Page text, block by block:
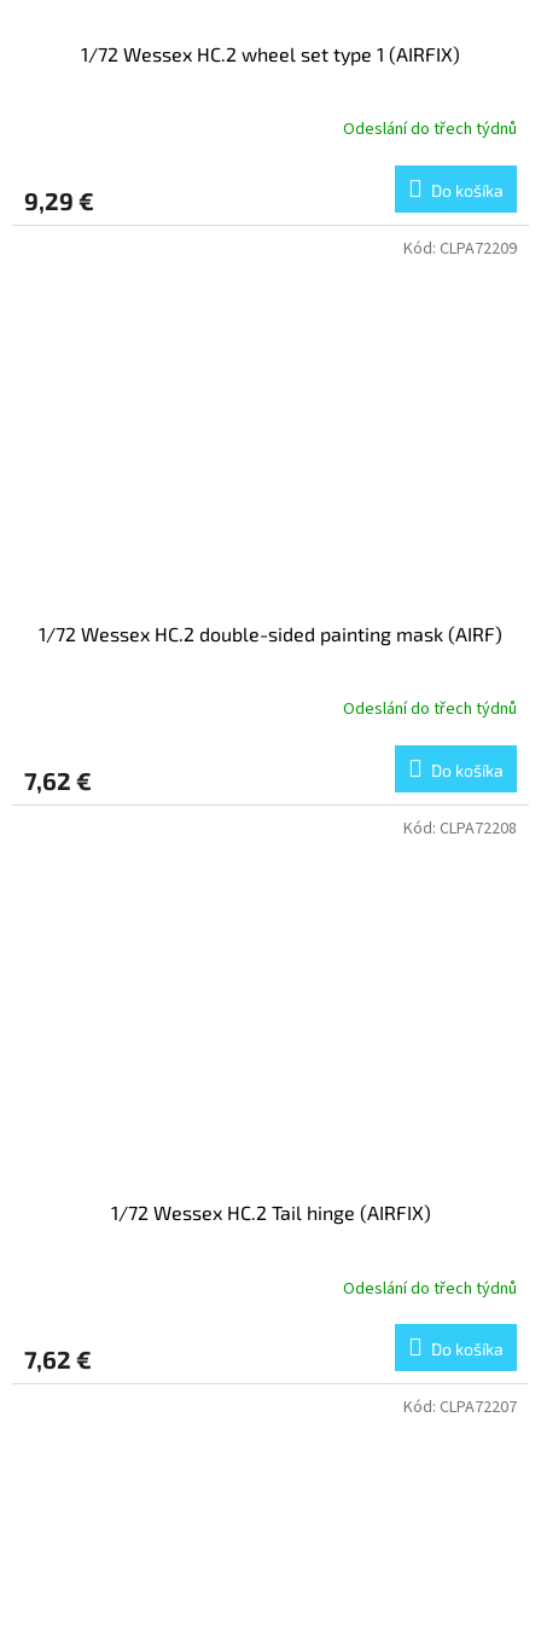
1/72 Wessex HC.2 wheel set type 1 (AIRFIX)
Odeslání do třech týdnů
9,29 € Do košíka
1/72 Wessex HC.2 double-sided painting mask (AIRF)
Odeslání do třech týdnů
7,62 € Do košíka
Kód: CLPA72209
1/72 Wessex HC.2 Tail hinge (AIRFIX)
Odeslání do třech týdnů
7,62 € Do košíka
Kód: CLPA72208
Kód: CLPA72207